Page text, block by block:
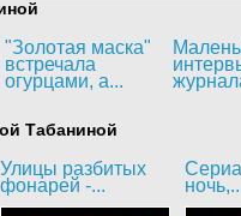
"Золотая маска"
встречала
огурцами, а...
Табаниной
Улицы разбитых
фонарей -...